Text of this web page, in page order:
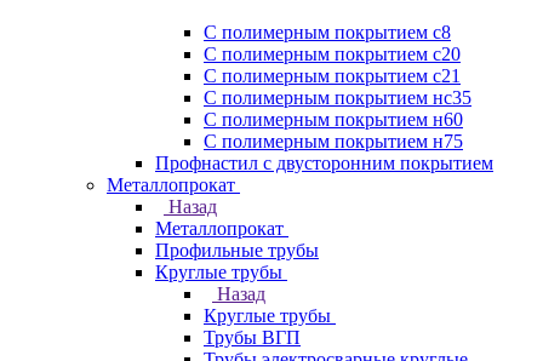
С полимерным покрытием с8
С полимерным покрытием с20
С полимерным покрытием с21
С полимерным покрытием нс35
С полимерным покрытием н60
С полимерным покрытием н75
Профнастил с двусторонним покрытием
Металлопрокат
Назад
Металлопрокат
Профильные трубы
Круглые трубы
Назад
Круглые трубы
Трубы ВГП